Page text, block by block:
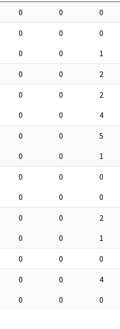
0 0 0
0 0 0
0 0 1
0 0 2
0 0 2
0 0 4
0 0 5
0 0 1
0 0 0
0 0 0
0 0 2
0 0 1
0 0 0
0 0 4
0 0 0